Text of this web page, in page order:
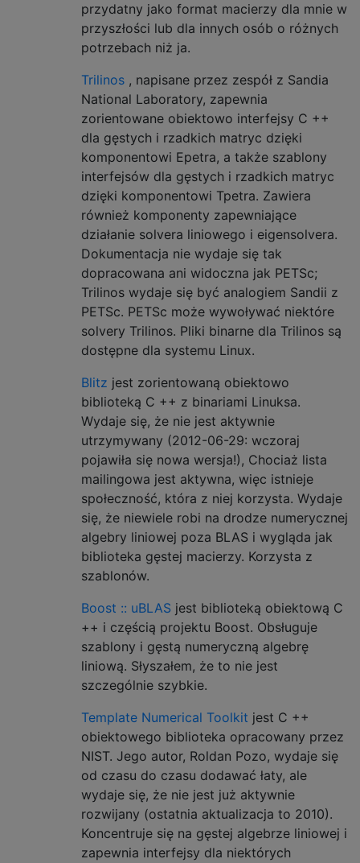
przydatny jako format macierzy dla mnie w
przyszłości lub dla innych osób o różnych
potrzebach niż ja.
Trilinos , napisane przez zespół z Sandia
National Laboratory, zapewnia
zorientowane obiektowo interfejsy C ++
dla gęstych i rzadkich matryc dzięki
komponentowi Epetra, a także szablony
interfejsów dla gęstych i rzadkich matryc
dzięki komponentowi Tpetra. Zawiera
również komponenty zapewniające
działanie solvera liniowego i eigensolvera.
Dokumentacja nie wydaje się tak
dopracowana ani widoczna jak PETSc;
Trilinos wydaje się być analogiem Sandii z
PETSc. PETSc może wywoływać niektóre
solvery Trilinos. Pliki binarne dla Trilinos są
dostępne dla systemu Linux.
Blitz jest zorientowaną obiektowo
biblioteką C ++ z binariami Linuksa.
Wydaje się, że nie jest aktywnie
utrzymywany (2012-06-29: wczoraj
pojawiła się nowa wersja!), Chociaż lista
mailingowa jest aktywna, więc istnieje
społeczność, która z niej korzysta. Wydaje
się, że niewiele robi na drodze numerycznej
algebry liniowej poza BLAS i wygląda jak
biblioteka gęstej macierzy. Korzysta z
szablonów.
Boost :: uBLAS jest biblioteką obiektową C
++ i częścią projektu Boost. Obsługuje
szablony i gęstą numeryczną algebrę
liniową. Słyszałem, że to nie jest
szczególnie szybkie.
Template Numerical Toolkit jest C ++
obiektowego biblioteka opracowany przez
NIST. Jego autor, Roldan Pozo, wydaje się
od czasu do czasu dodawać łaty, ale
wydaje się, że nie jest już aktywnie
rozwijany (ostatnia aktualizacja to 2010).
Koncentruje się na gęstej algebrze liniowej i
zapewnia interfejsy dla niektórych